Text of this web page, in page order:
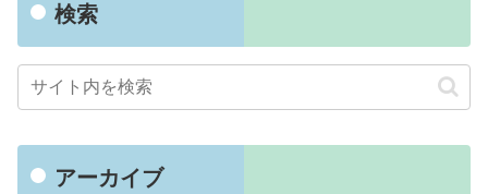
検索
アーカイブ